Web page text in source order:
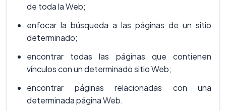
de toda la Web;
enfocar la búsqueda a las páginas de un sitio
determinado;
encontrar todas las páginas que contienen
vínculos con un determinado sitio Web;
encontrar páginas relacionadas con una
determinada página Web.